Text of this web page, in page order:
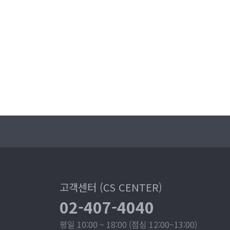
고객센터 (CS CENTER)
02-407-4040
평일 10:00 ~ 18:00 (점심 12:00~13:00)